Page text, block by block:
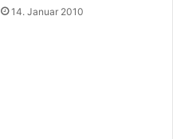
14. Januar 2010